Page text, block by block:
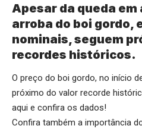
Apesar da queda em
arroba do boi gordo,
nominais, seguem
recordes históricos.
O preço do boi gordo, no início
próximo do valor recorde
aqui e confira os dados!
Confira também a importância